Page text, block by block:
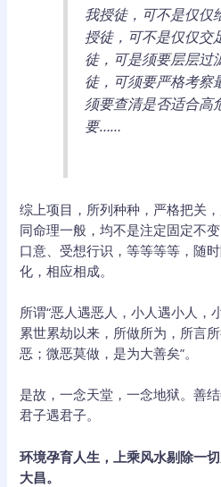
我授徒，可不是仅仅
授徒，可不是仅仅交
徒，可是须要层层过
徒，可须要严格考察
须要查清是否适合高
要……
综上项目，所列种种，严格把关
同命理一般，均不是注定固定不
口意、受想行识，等等等等，随
化，相应相成。
所谓“恶人遇恶人，小人遇小人，
累世累劫以来，所做所为，所言
恶；微恶莫做，是为大善矣”。
是故，一念天堂，一念地狱。善
君子遇君子。
环境孕育人生，上乘风水剔除一
大昌。